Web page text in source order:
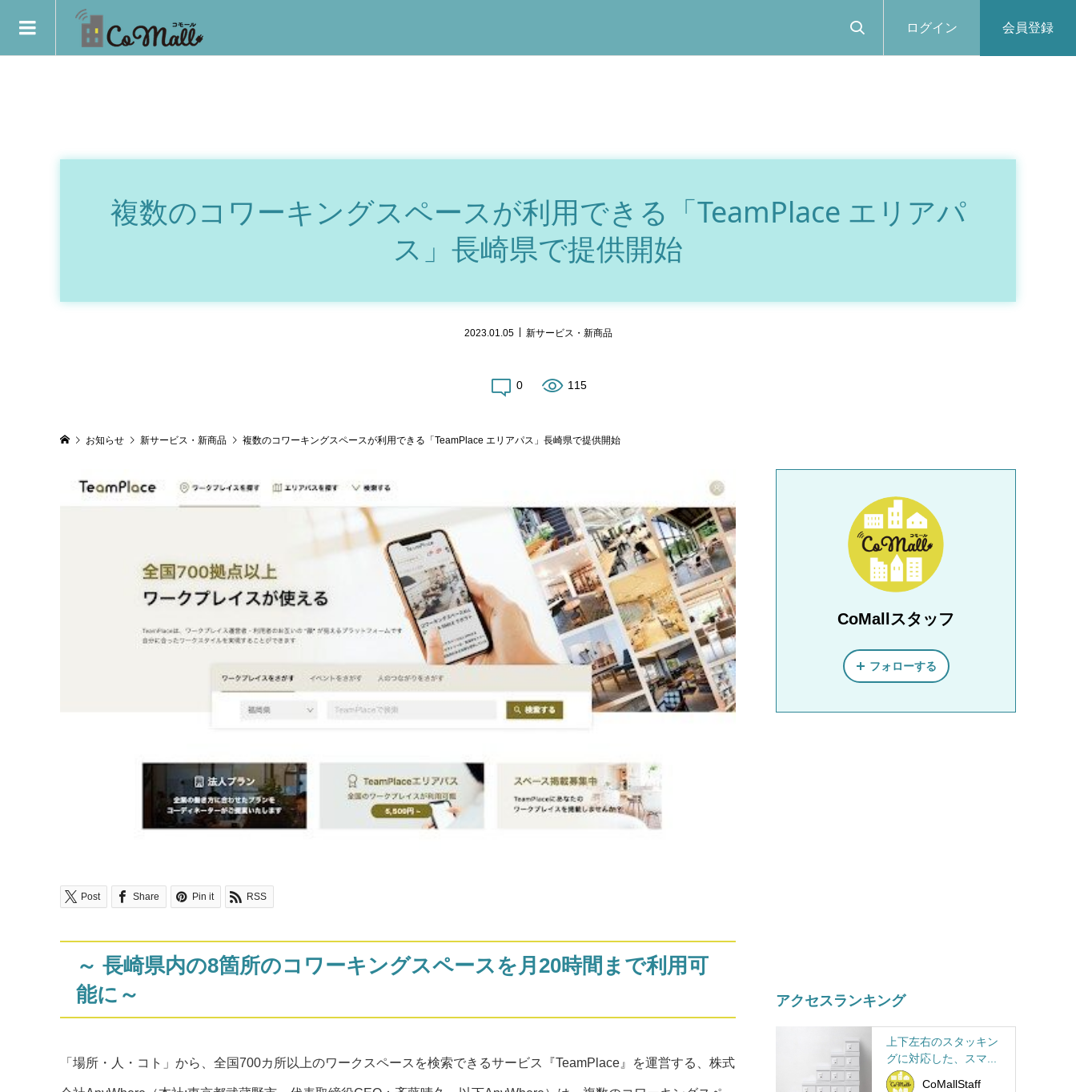
ログイン 会員登録
複数のコワーキングスペースが利用できる「TeamPlace エリアパ
ス」長崎県で提供開始
2023.01.05 新サービス・新商品
0 115
お知らせ 新サービス・新商品 複数のコワーキングスペースが利用できる「TeamPlace エリアパス」長崎県で提供開始
Post Share Pin it RSS
～ 長崎県内の8箇所のコワーキングスペースを月20時間まで利用可
能に～
「場所・人・コト」から、全国700カ所以上のワークスペースを検索できるサービス『TeamPlace』を運営する、株式
CoMallスタッフ
フォローする
アクセスランキング
上下左右のスタッキン
グに対応した、スマ...
CoMallStaff